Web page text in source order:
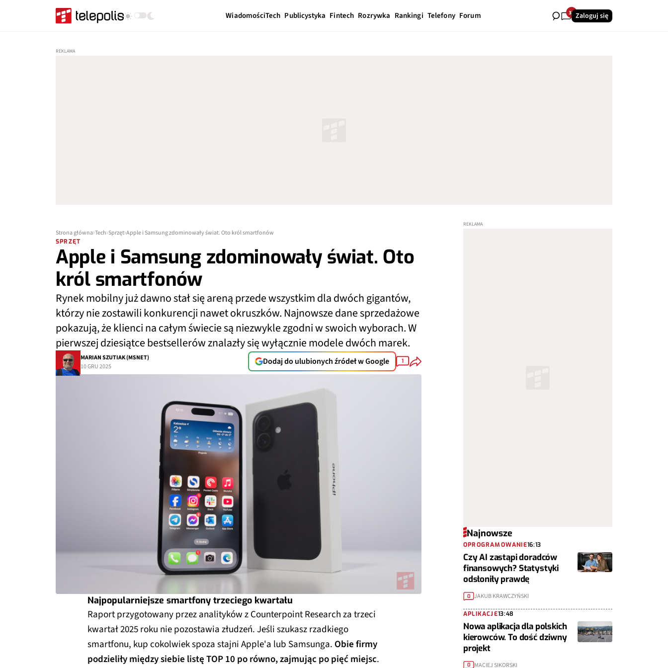
WiadomościTech Publicystyka Fintech Rozrywka Rankingi Telefony Forum 32Zaloguj się
Strona główna Tech Sprzęt Apple i Samsung zdominowały świat. Oto król smartfonów
SPRZĘT
Apple i Samsung zdominowały świat. Oto
król smartfonów
Rynek mobilny już dawno stał się areną przede wszystkim dla dwóch gigantów,
którzy nie zostawili konkurencji nawet okruszków. Najnowsze dane sprzedażowe
pokazują, że klienci na całym świecie są niezwykle zgodni w swoich wyborach. W
pierwszej dziesiątce bestsellerów znalazły się wyłącznie modele dwóch marek.
MARIAN SZUTIAK (MSNET)
10 GRU 2025
Dodaj do ulubionych źródeł w Google 1
Najpopularniejsze smartfony trzeciego kwartału
Raport przygotowany przez analityków z Counterpoint Research za trzeci
kwartał 2025 roku nie pozostawia złudzeń. Jeśli szukasz rzadkiego
smartfonu, kup cokolwiek spoza stajni Apple'a lub Samsunga. Obie firmy
podzieliły między siebie listę TOP 10 po równo, zajmując po pięć miejsc.
Najnowsze
OPROGRAMOWANIE16:13
Czy AI zastąpi doradców
finansowych? Statystyki
odsłoniły prawdę
0 JAKUB KRAWCZYŃSKI
APLIKACJE13:48
Nowa aplikacja dla polskich
kierowców. To dość dziwny
projekt
0 MACIEJ SIKORSKI